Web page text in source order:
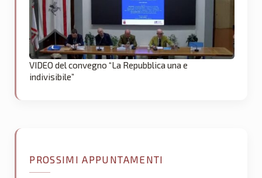
VIDEO del convegno “La Repubblica una e
indivisibile”
PROSSIMI APPUNTAMENTI